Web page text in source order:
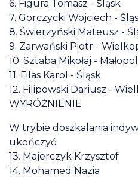
6. Figura Tomasz - Śląsk
7. Gorczycki Wojciech -
8. Świerzyński Mateusz -
9. Zarwański Piotr -
10. Sztaba Mikołaj -
11. Filas Karol - Śląsk
12. Filipowski Dariusz -
WYRÓŻNIENIE
W trybie doszkalania
ukończyć:
13. Majerczyk Krzysztof
14. Mohamed Nazia